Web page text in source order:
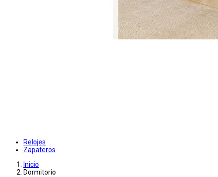
Relojes
Zapateros
Inicio
Dormitorio